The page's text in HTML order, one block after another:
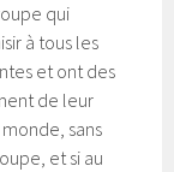
qui
à tous les
et ont des
de leur
sans
et si au